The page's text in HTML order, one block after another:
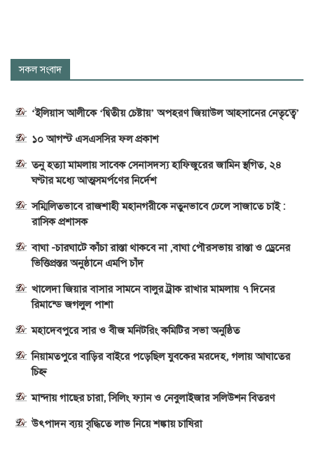
সকল সংবাদ
‘ইলিয়াস আলীকে ‘দ্বিতীয় চেষ্টায়’ অপহরণ জিয়াউল আহসানের নেতৃত্বে’
১০ আগস্ট এসএসসির ফল প্রকাশ
তনু হত্যা মামলায় সাবেক সেনাসদস্য হাফিজুরের জামিন স্থগিত, ২৪
ঘণ্টার মধ্যে আত্মসমর্পণের নির্দেশ
সম্মিলিতভাবে রাজশাহী মহানগরীকে নতুনভাবে ঢেলে সাজাতে চাই :
রাসিক প্রশাসক
বাঘা -চারঘাটে কাঁচা রাস্তা থাকবে না ,বাঘা পৌরসভায় রাস্তা ও ড্রেনের
ভিত্তিপ্রস্তর অনুষ্ঠানে এমপি চাঁদ
খালেদা জিয়ার বাসার সামনে বালুর ট্রাক রাখার মামলায় ৭ দিনের
রিমান্ডে জগলুল পাশা
মহাদেবপুরে সার ও বীজ মনিটরিং কমিটির সভা অনুষ্ঠিত
নিয়ামতপুরে বাড়ির বাইরে পড়েছিল যুবকের মরদেহ, গলায় আঘাতের
চিহ্ন
মান্দায় গাছের চারা, সিলিং ফ্যান ও নেবুলাইজার সলিউশন বিতরণ
উৎপাদন ব্যয় বৃদ্ধিতে লাভ নিয়ে শঙ্কায় চাষিরা